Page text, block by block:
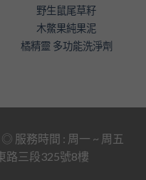
野生鼠尾草籽
木鱉果純果泥
橘精靈 多功能洗淨劑
務時間 : 周一 ~ 周五
路三段325號8樓